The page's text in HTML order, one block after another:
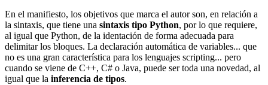
En el manifiesto, los objetivos que marca el autor son, en relación a
la sintaxis, que tiene una sintaxis tipo Python, por lo que requiere,
al igual que Python, de la identación de forma adecuada para
delimitar los bloques. La declaración automática de variables... que
no es una gran característica para los lenguajes scripting... pero
cuando se viene de C++, C# o Java, puede ser toda una novedad, al
igual que la inferencia de tipos.